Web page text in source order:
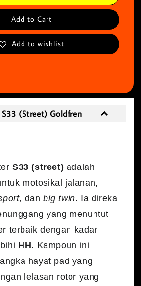
Add to Cart
Add to wishlist
(Street) Goldfren
S33 (street) adalah
motosikal jalanan,
, danbig twin. Ia direka
yang menuntut
terbaik dengan kadar
HH. Kampoun ini
hayat pad yang
lelasan rotor yang